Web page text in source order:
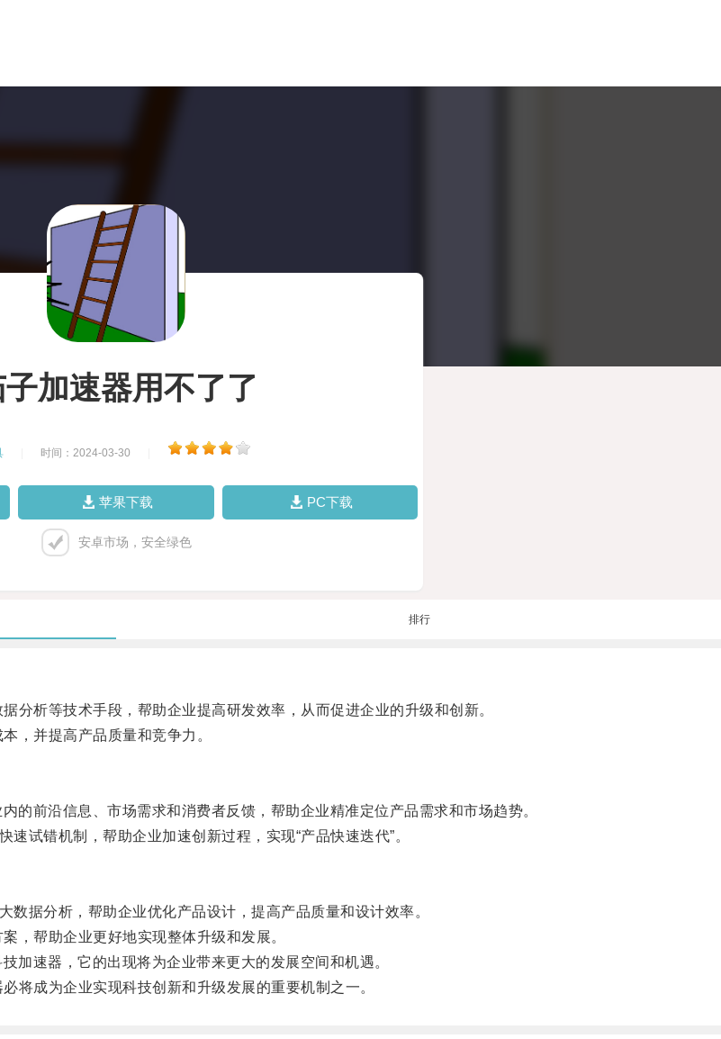
加速器用不了了
时间：2024-03-30
苹果下载 PC下载
安卓市场，安全绿色
排行
析等技术手段，帮助企业提高研发效率，从而促进企业的升级和创新。
并提高产品质量和竞争力。
前沿信息、市场需求和消费者反馈，帮助企业精准定位产品需求和市场趋势。
试错机制，帮助企业加速创新过程，实现“产品快速迭代”。
据分析，帮助企业优化产品设计，提高产品质量和设计效率。
帮助企业更好地实现整体升级和发展。
速器，它的出现将为企业带来更大的发展空间和机遇。
成为企业实现科技创新和升级发展的重要机制之一。